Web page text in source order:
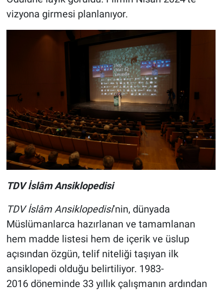
vizyona girmesi planlanıyor.
TDV İslâm Ansiklopedisi
TDV İslâm Ansiklopedisi’nin, dünyada
Müslümanlarca hazırlanan ve tamamlanan
hem madde listesi hem de içerik ve üslup
açısından özgün, telif niteliği taşıyan ilk
ansiklopedi olduğu belirtiliyor. 1983-
2016 döneminde 33 yıllık çalışmanın ardından